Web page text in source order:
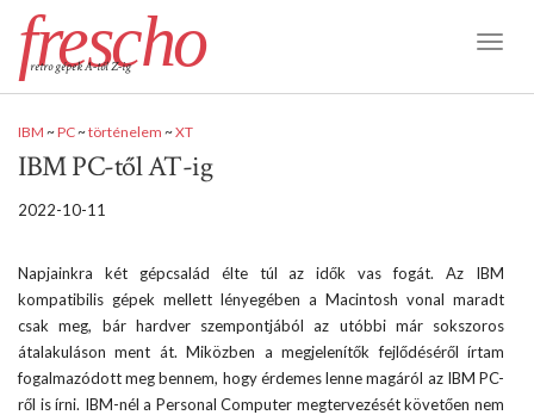
frescho
retro gépek A-tól Z-ig
IBM ~PC~történelem ~XT
IBM PC-től AT-ig
2022-10-11
Napjainkra két gépcsalád élte túl az idők vas fogát. Az IBM
kompatibilis gépek mellett lényegében a Macintosh vonal maradt
csak meg, bár hardver szempontjából az utóbbi már sokszoros
átalakuláson ment át. Miközben a megjelenítők fejlődéséről írtam
fogalmazódott meg bennem, hogy érdemes lenne magáról az IBM PC-
ről is írni. IBM-nél a Personal Computer megtervezését követően nem